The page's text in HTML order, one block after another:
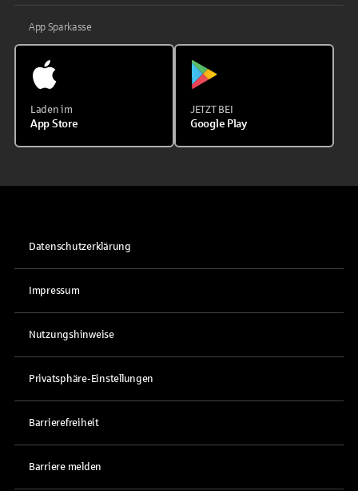
App Sparkasse
Laden im
App Store
JETZT BEI
Google Play
Datenschutzerklärung
Impressum
Nutzungshinweise
Privatsphäre-Einstellungen
Barrierefreiheit
Barriere melden